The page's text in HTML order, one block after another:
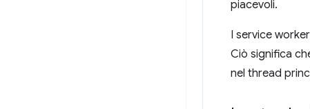
piacevoli.
I service
Ciò significa
nel thread